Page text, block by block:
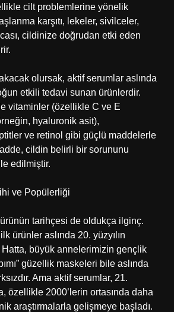
cilt problemlerine yönelik
karşıtı, lekeler, sivilceler,
cildinize doğrudan etki eden
olursak, aktif serumlar aslında
etkili tedavi sunan ürünlerdir.
vitaminler (özellikle C ve E
hyaluronik asit),
ve retinol gibi güçlü maddelerle
cildin belirli bir sorununu
edilmiştir.
ve Popülerliği
tarihçesi de oldukça ilginç.
ürünler aslında 20. yüzyılın
Hatta, büyük annelerimizin gençlik
güzellik maskeleri bile aslında
Ama aktif serumlar, 21.
özellikle 2000’lerin ortasında daha
araştırmalarla gelişmeye başladı.